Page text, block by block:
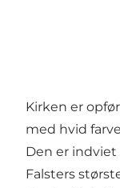
Kirken er
med hvid
Den er indviet
Falsters